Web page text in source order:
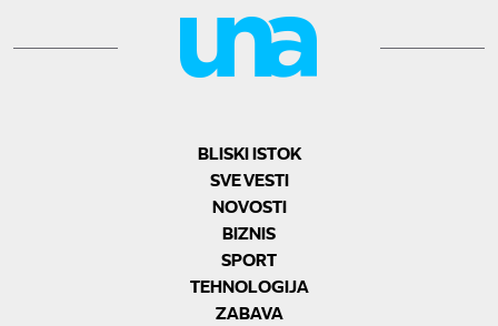
BLISKI ISTOK
SVE VESTI
NOVOSTI
BIZNIS
SPORT
TEHNOLOGIJA
ZABAVA